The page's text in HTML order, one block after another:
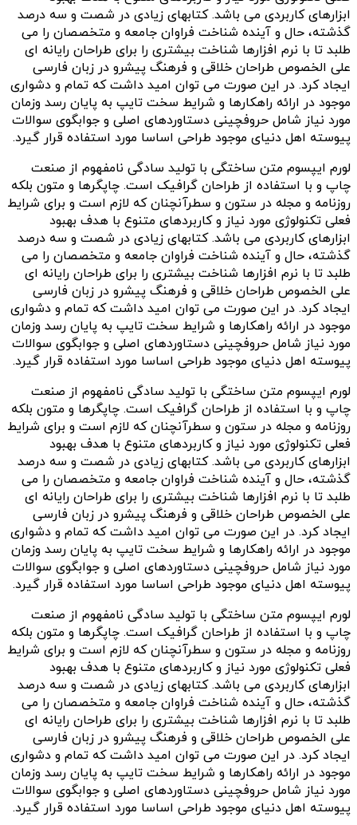
ابزارهای کاربردی می باشد. کتابهای زیادی در شصت و سه درصد
گذشته، حال و آینده شناخت فراوان جامعه و متخصصان را می
طلبد تا با نرم افزارها شناخت بیشتری را برای طراحان رایانه ای
علی الخصوص طراحان خلاقی و فرهنگ پیشرو در زبان فارسی
ایجاد کرد. در این صورت می توان امید داشت که تمام و دشواری
موجود در ارائه راهکارها و شرایط سخت تایپ به پایان رسد وزمان
مورد نیاز شامل حروفچینی دستاوردهای اصلی و جوابگوی سوالات
پیوسته اهل دنیای موجود طراحی اساسا مورد استفاده قرار گیرد.
لورم ایپسوم متن ساختگی با تولید سادگی نامفهوم از صنعت
چاپ و با استفاده از طراحان گرافیک است. چاپگرها و متون بلکه
روزنامه و مجله در ستون و سطرآنچنان که لازم است و برای شرایط
فعلی تکنولوژی مورد نیاز و کاربردهای متنوع با هدف بهبود
ابزارهای کاربردی می باشد. کتابهای زیادی در شصت و سه درصد
گذشته، حال و آینده شناخت فراوان جامعه و متخصصان را می
طلبد تا با نرم افزارها شناخت بیشتری را برای طراحان رایانه ای
علی الخصوص طراحان خلاقی و فرهنگ پیشرو در زبان فارسی
ایجاد کرد. در این صورت می توان امید داشت که تمام و دشواری
موجود در ارائه راهکارها و شرایط سخت تایپ به پایان رسد وزمان
مورد نیاز شامل حروفچینی دستاوردهای اصلی و جوابگوی سوالات
پیوسته اهل دنیای موجود طراحی اساسا مورد استفاده قرار گیرد.
لورم ایپسوم متن ساختگی با تولید سادگی نامفهوم از صنعت
چاپ و با استفاده از طراحان گرافیک است. چاپگرها و متون بلکه
روزنامه و مجله در ستون و سطرآنچنان که لازم است و برای شرایط
فعلی تکنولوژی مورد نیاز و کاربردهای متنوع با هدف بهبود
ابزارهای کاربردی می باشد. کتابهای زیادی در شصت و سه درصد
گذشته، حال و آینده شناخت فراوان جامعه و متخصصان را می
طلبد تا با نرم افزارها شناخت بیشتری را برای طراحان رایانه ای
علی الخصوص طراحان خلاقی و فرهنگ پیشرو در زبان فارسی
ایجاد کرد. در این صورت می توان امید داشت که تمام و دشواری
موجود در ارائه راهکارها و شرایط سخت تایپ به پایان رسد وزمان
مورد نیاز شامل حروفچینی دستاوردهای اصلی و جوابگوی سوالات
پیوسته اهل دنیای موجود طراحی اساسا مورد استفاده قرار گیرد.
لورم ایپسوم متن ساختگی با تولید سادگی نامفهوم از صنعت
چاپ و با استفاده از طراحان گرافیک است. چاپگرها و متون بلکه
روزنامه و مجله در ستون و سطرآنچنان که لازم است و برای شرایط
فعلی تکنولوژی مورد نیاز و کاربردهای متنوع با هدف بهبود
ابزارهای کاربردی می باشد. کتابهای زیادی در شصت و سه درصد
گذشته، حال و آینده شناخت فراوان جامعه و متخصصان را می
طلبد تا با نرم افزارها شناخت بیشتری را برای طراحان رایانه ای
علی الخصوص طراحان خلاقی و فرهنگ پیشرو در زبان فارسی
ایجاد کرد. در این صورت می توان امید داشت که تمام و دشواری
موجود در ارائه راهکارها و شرایط سخت تایپ به پایان رسد وزمان
مورد نیاز شامل حروفچینی دستاوردهای اصلی و جوابگوی سوالات
پیوسته اهل دنیای موجود طراحی اساسا مورد استفاده قرار گیرد.